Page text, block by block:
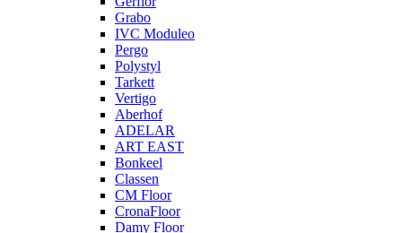
Grabo
IVC Moduleo
Pergo
Polystyl
Tarkett
Vertigo
Aberhof
ADELAR
ART EAST
Bonkeel
Classen
CM Floor
CronaFloor
Damy Floor